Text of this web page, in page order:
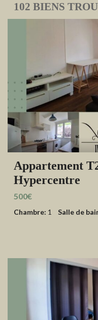
102 BIENS
Appartement
Hypercentre
500€
Chambre: 1 Salle de